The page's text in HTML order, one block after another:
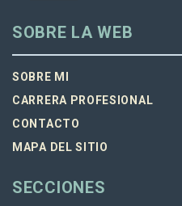
SOBRE LA WEB
SOBRE MI
CARRERA PROFESIONAL
CONTACTO
MAPA DEL SITIO
SECCIONES